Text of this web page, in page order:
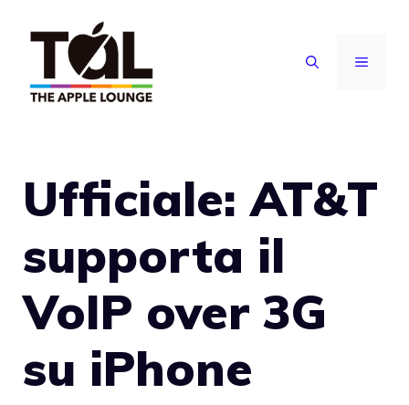
contenuto
MENU
Ufficiale: AT&T
supporta il
VoIP over 3G
su iPhone